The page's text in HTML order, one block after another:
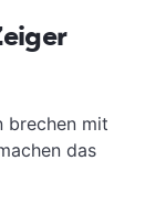
brechen mit
das